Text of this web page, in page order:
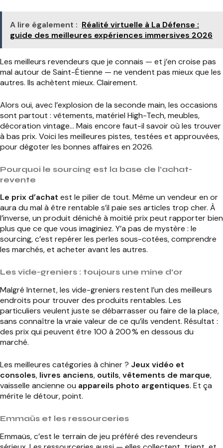
A lire également : Réalité virtuelle à La Défense :
guide des meilleures expériences immersives 2026
Les meilleurs revendeurs que je connais — et j’en croise pas
mal autour de Saint-Étienne — ne vendent pas mieux que les
autres. Ils achètent mieux. Clairement.
Alors oui, avec l’explosion de la seconde main, les occasions
sont partout : vêtements, matériel High-Tech, meubles,
décoration vintage… Mais encore faut-il savoir où les trouver
à bas prix. Voici les meilleures pistes, testées et approuvées,
pour dégoter les bonnes affaires en 2026.
Pourquoi le sourcing est la base de l’achat-
revente
Le prix d’achat est le pilier de tout. Même un vendeur en or
aura du mal à être rentable s’il paie ses articles trop cher. À
l’inverse, un produit déniché à moitié prix peut rapporter bien
plus que ce que vous imaginiez. Y’a pas de mystère : le
sourcing, c’est repérer les perles sous-cotées, comprendre
les marchés, et acheter avant les autres.
Les vide-greniers : toujours une mine d’or
Malgré Internet, les vide-greniers restent l’un des meilleurs
endroits pour trouver des produits rentables. Les
particuliers veulent juste se débarrasser ou faire de la place,
sans connaître la vraie valeur de ce qu’ils vendent. Résultat :
des prix qui peuvent être 100 à 200 % en dessous du
marché.
Les meilleures catégories à chiner ? Jeux vidéo et
consoles, livres anciens, outils,vêtements de marque,
vaisselle ancienne ou appareils photo argentiques. Et ça
mérite le détour, point.
Emmaüs et les ressourceries
Emmaüs, c’est le terrain de jeu préféré des revendeurs